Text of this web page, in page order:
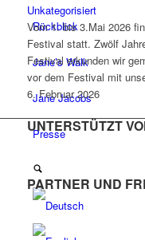
Rückblick
Jane’s Walk
Jane Jacobs
Presse
Unkategorisiert
Vom 1. bis 3.Mai 2026
Festival statt. Zwölf
Festival erkunden wir
vor dem Festival mit
6. Februar 2026
UNTERSTÜTZT
PARTNER UND